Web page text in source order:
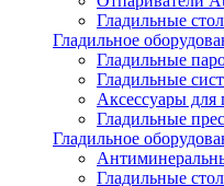
Гладильные
Гладильное
Гладильные
Гладильные
Аксессуары для
Гладильные
Гладильное
Гладильные